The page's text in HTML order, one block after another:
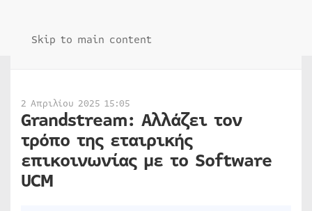
Skip to main content
2 Απριλίου 2025 15:05
Grandstream: Αλλάζει τον
τρόπο της εταιρικής
επικοινωνίας με το Software
UCM